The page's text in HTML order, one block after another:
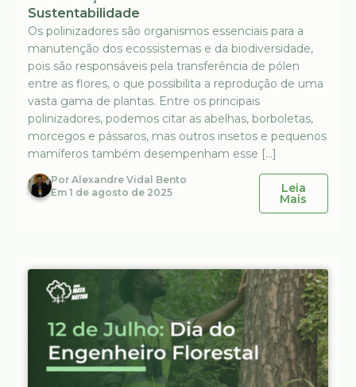
Sustentabilidade
Os polinizadores são organismos essenciais para a
manutenção dos ecossistemas e da biodiversidade,
pois são responsáveis pela transferência de pólen
entre as flores, o que possibilita a reprodução de uma
vasta gama de plantas. Entre os principais
polinizadores, podemos citar as abelhas, borboletas,
morcegos e pássaros, mas outros insetos e pequenos
mamíferos também desempenham esse […]
Por Alexandre Vidal Bento
Em 1 de agosto de 2025 Leia
Mais